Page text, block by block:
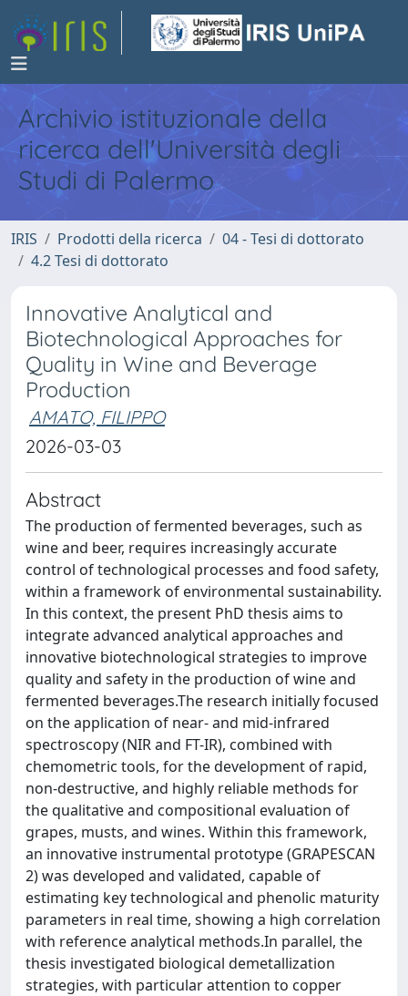
Archivio istituzionale della
ricerca dell'Università degli
Studi di Palermo
IRIS Prodotti della ricerca
04 - Tesi di dottorato
4.2 Tesi di dottorato
Innovative Analytical and
Biotechnological Approaches for
Quality in Wine and Beverage
Production
AMATO, FILIPPO
2026-03-03
Abstract
The production of fermented beverages, such as
wine and beer, requires increasingly accurate
control of technological processes and food safety,
within a framework of environmental sustainability.
In this context, the present PhD thesis aims to
integrate advanced analytical approaches and
innovative biotechnological strategies to improve
quality and safety in the production of wine and
fermented beverages.The research initially focused
on the application of near- and mid-infrared
spectroscopy (NIR and FT-IR), combined with
chemometric tools, for the development of rapid,
non-destructive, and highly reliable methods for
the qualitative and compositional evaluation of
grapes, musts, and wines. Within this framework,
an innovative instrumental prototype (GRAPESCAN
2) was developed and validated, capable of
estimating key technological and phenolic maturity
parameters in real time, showing a high correlation
with reference analytical methods.In parallel, the
thesis investigated biological demetallization
strategies, with particular attention to copper